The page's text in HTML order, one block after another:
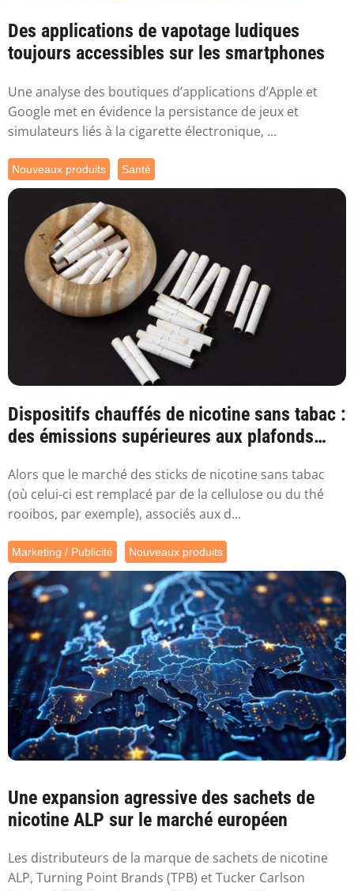
Des applications de vapotage ludiques
toujours accessibles sur les smartphones
Une analyse des boutiques d’applications d’Apple et
Google met en évidence la persistance de jeux et
simulateurs liés à la cigarette électronique, ...
Nouveaux produits Santé
Dispositifs chauffés de nicotine sans tabac :
des émissions supérieures aux plafonds
Alors que le marché des sticks de nicotine sans tabac
(où celui-ci est remplacé par de la cellulose ou du thé
rooibos, par exemple), associés aux d...
Marketing / Publicité Nouveaux produits
Une expansion agressive des sachets de
nicotine ALP sur le marché européen
Les distributeurs de la marque de sachets de nicotine
ALP, Turning Point Brands (TPB) et Tucker Carlson